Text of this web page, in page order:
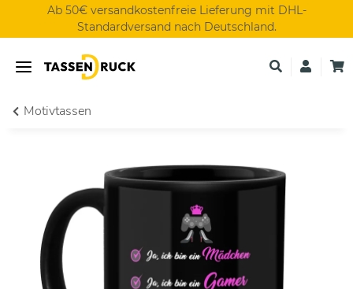
Ab 50€ versandkostenfreie Lieferung mit DHL-
Standardversand nach Deutschland.
Motivtassen